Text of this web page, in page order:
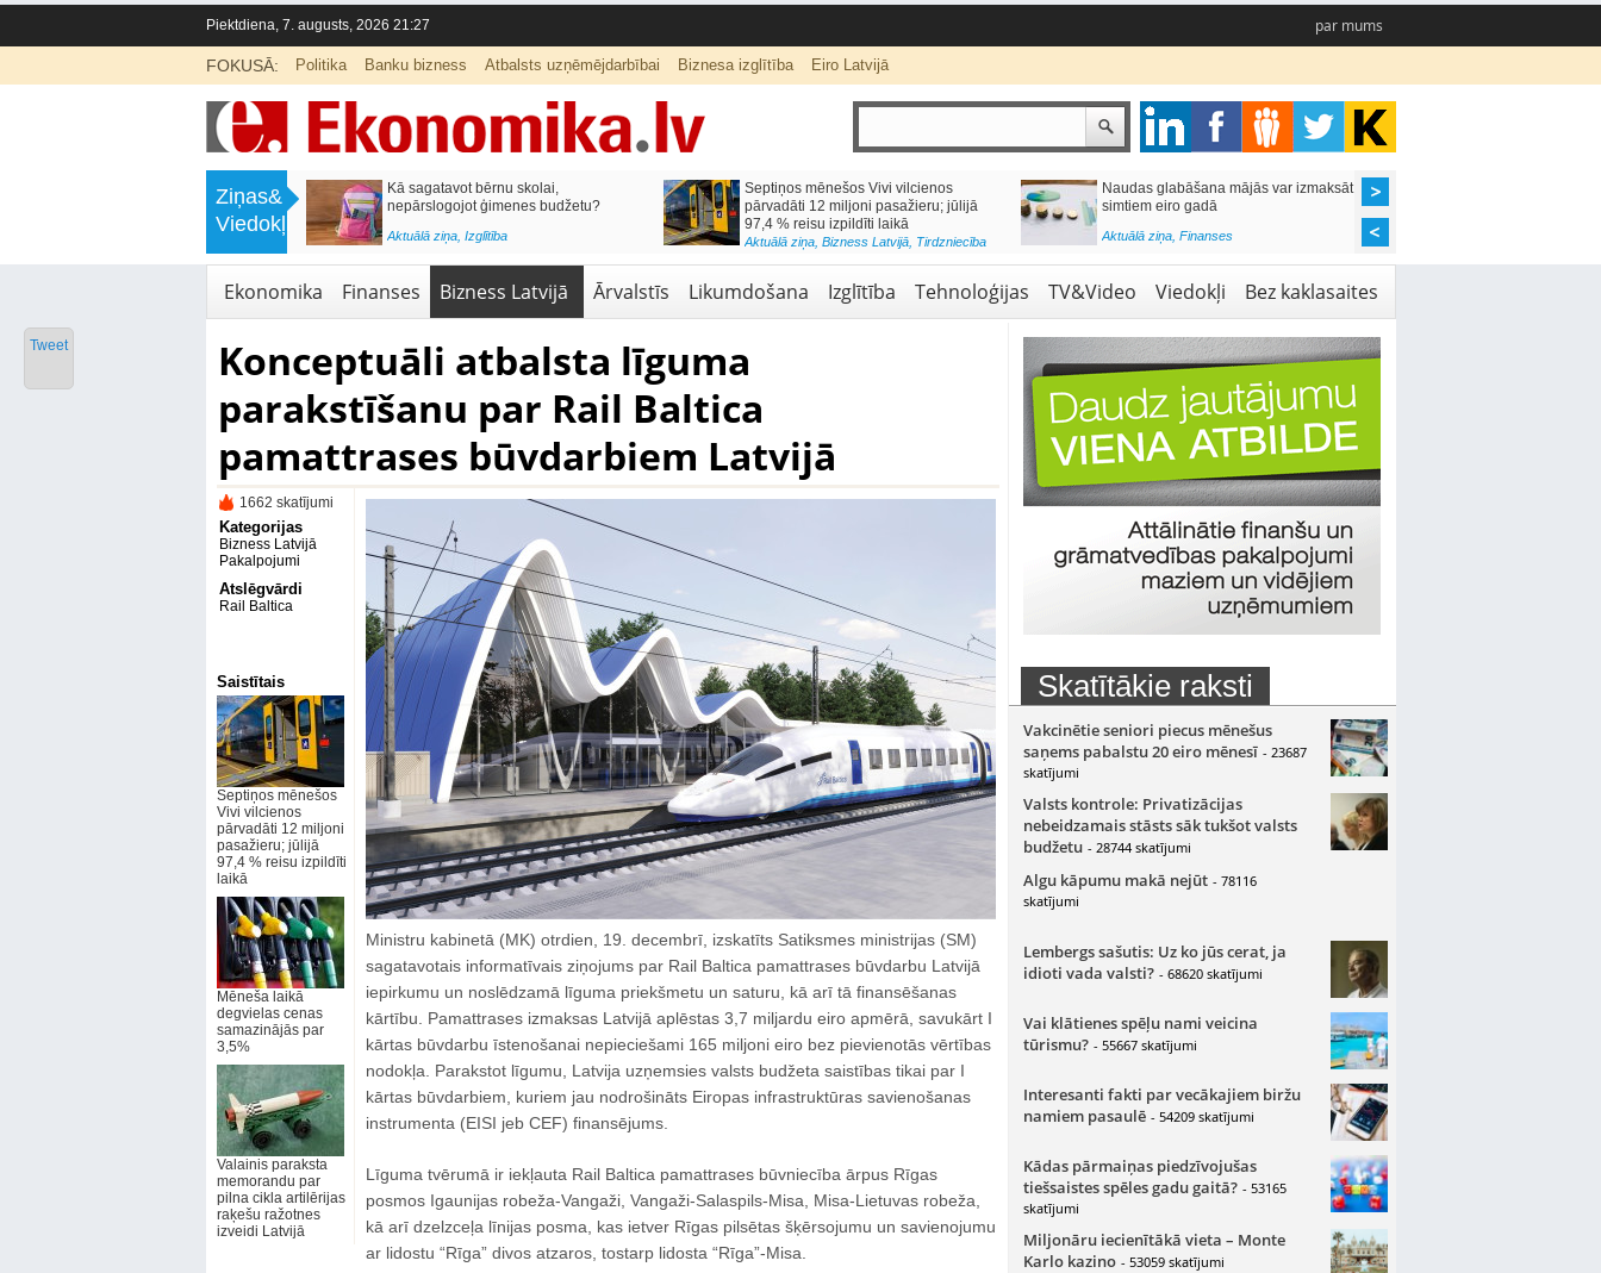
Piektdiena, 7. augusts, 2026 21:27 par mums
FOKUSĀ: Politika Banku bizness Atbalsts uzņēmējdarbībai Biznesa izglītība Eiro Latvijā
Ziņas&
Viedokļi
Labklājības ministrija rosina reformēt
un būtiski uzlabot vecāku pabalstu
Kā sagatavot bērnu skolai,
nepārslogojot ģimenes budžetu?
Aktuālā ziņa, Izglītība
Septiņos mēnešos Vivi vilcienos
pārvadāti 12 miljoni pasažieru; jūlijā
97,4 % reisu izpildīti laikā
Aktuālā ziņa, Bizness Latvijā, Tirdzniecība
Naudas glabāšana mājās var izmaksāt
simtiem eiro gadā
Aktuālā ziņa, Finanses
Ekonomika Finanses Bizness Latvijā Ārvalstīs Likumdošana Izglītība Tehnoloģijas TV&Video Viedokļi Bez kaklasaites
Konceptuāli atbalsta līguma
parakstīšanu par Rail Baltica
pamattrases būvdarbiem Latvijā
1662 skatījumi
Kategorijas
Bizness Latvijā
Pakalpojumi
Atslēgvārdi
Rail Baltica
Saistītais
Septiņos mēnešos
Vivi vilcienos
pārvadāti 12 miljoni
pasažieru; jūlijā
97,4 % reisu izpildīti
laikā
Mēneša laikā
degvielas cenas
samazinājās par
3,5%
Valainis paraksta
memorandu par
pilna cikla artilērijas
raķešu ražotnes
izveidi Latvijā
Ministru kabinetā (MK) otrdien, 19. decembrī, izskatīts Satiksmes ministrijas (SM)
sagatavotais informatīvais ziņojums par Rail Baltica pamattrases būvdarbu Latvijā
iepirkumu un noslēdzamā līguma priekšmetu un saturu, kā arī tā finansēšanas
kārtību. Pamattrases izmaksas Latvijā aplēstas 3,7 miljardu eiro apmērā, savukārt I
kārtas būvdarbu īstenošanai nepieciešami 165 miljoni eiro bez pievienotās vērtības
nodokļa. Parakstot līgumu, Latvija uzņemsies valsts budžeta saistības tikai par I
kārtas būvdarbiem, kuriem jau nodrošināts Eiropas infrastruktūras savienošanas
instrumenta (EISI jeb CEF) finansējums.
Līguma tvērumā ir iekļauta Rail Baltica pamattrases būvniecība ārpus Rīgas
posmos Igaunijas robeža-Vangaži, Vangaži-Salaspils-Misa, Misa-Lietuvas robeža,
kā arī dzelzceļa līnijas posma, kas ietver Rīgas pilsētas šķērsojumu un savienojumu
ar lidostu “Rīga” divos atzaros, tostarp lidosta “Rīga”-Misa.
Skatītākie raksti
Vakcinētie seniori piecus mēnešus
saņems pabalstu 20 eiro mēnesī - 23687
skatījumi
Valsts kontrole: Privatizācijas
nebeidzamais stāsts sāk tukšot valsts
budžetu - 28744 skatījumi
Algu kāpumu makā nejūt - 78116
skatījumi
Lembergs sašutis: Uz ko jūs cerat, ja
idioti vada valsti? - 68620 skatījumi
Vai klātienes spēļu nami veicina
tūrismu? - 55667 skatījumi
Interesanti fakti par vecākajiem biržu
namiem pasaulē - 54209 skatījumi
Kādas pārmaiņas piedzīvojušas
tiešsaistes spēles gadu gaitā? - 53165
skatījumi
Miljonāru iecienītākā vieta – Monte
Karlo kazino - 53059 skatījumi
Tweet